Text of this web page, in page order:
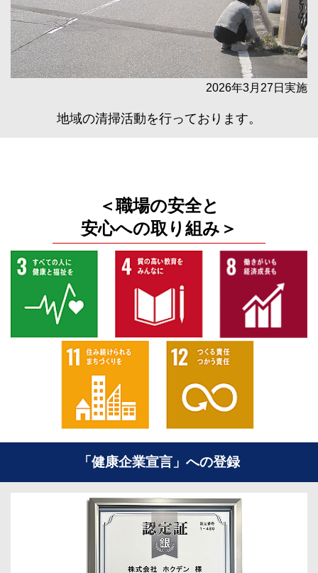
2026年3月27日実施
地域の清掃活動を行っております。
＜職場の安全と
安心への取り組み＞
「健康企業宣言」への登録